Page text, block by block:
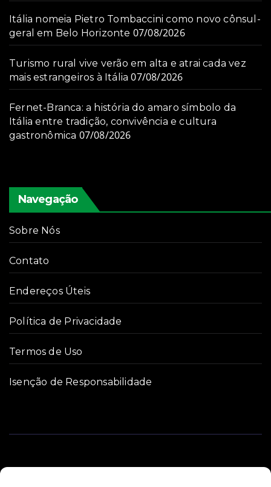
Itália nomeia Pietro Tombaccini como novo cônsul-
geral em Belo Horizonte 07/08/2026
Turismo rural vive verão em alta e atrai cada vez
mais estrangeiros à Itália 07/08/2026
Fernet-Branca: a história do amaro símbolo da
Itália entre tradição, convivência e cultura
gastronômica 07/08/2026
Navegação
Sobre Nós
Contato
Endereços Úteis
Política de Privacidade
Termos de Uso
Isenção de Responsabilidade